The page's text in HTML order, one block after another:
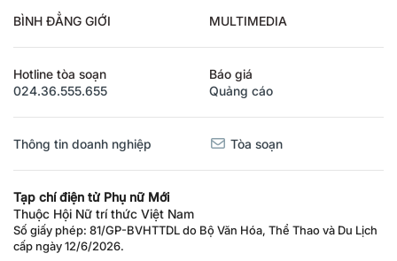
BÌNH ĐẲNG GIỚI MULTIMEDIA
Hotline tòa soạn
024.36.555.655
Báo giá
Quảng cáo
Thông tin doanh nghiệp Tòa soạn
Tạp chí điện tử Phụ nữ Mới
Thuộc Hội Nữ trí thức Việt Nam
Số giấy phép: 81/GP-BVHTTDL do Bộ Văn Hóa, Thể Thao và Du Lịch
cấp ngày 12/6/2026.